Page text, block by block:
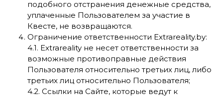
подобного отстранения денежные средства,
уплаченные Пользователем за участие в
Квесте, не возвращаются.
Ограничение ответственности Extrareality.by:
4.1. Extrareality не несет ответственности за
возможные противоправные действия
Пользователя относительно третьих лиц, либо
третьих лиц относительно Пользователя;
4.2. Ссылки на Сайте, которые ведут к